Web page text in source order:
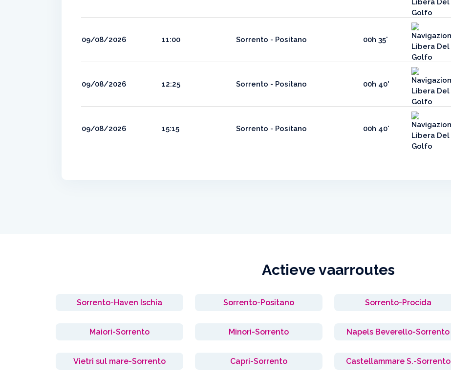
09/08/2026 11:00 Sorrento - Positano 00h 35'
09/08/2026 12:25 Sorrento - Positano 00h 40'
09/08/2026 15:15 Sorrento - Positano 00h 40'
Actieve vaarroutes
Sorrento-Haven Ischia Sorrento-Positano Sorrento-Procida
Maiori-Sorrento Minori-Sorrento Napels Beverello-Sorrento
Vietri sul mare-Sorrento Capri-Sorrento Castellammare S.-Sorrento